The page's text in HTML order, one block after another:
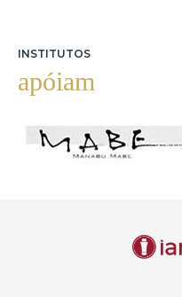
INSTITUTOS
apóiam